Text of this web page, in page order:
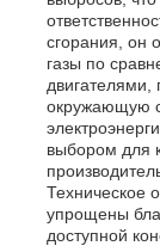
домашний
Набор
сгорания, он
газы по
двигателями,
окружающую
выбором для
Техническое
упрощены
доступной